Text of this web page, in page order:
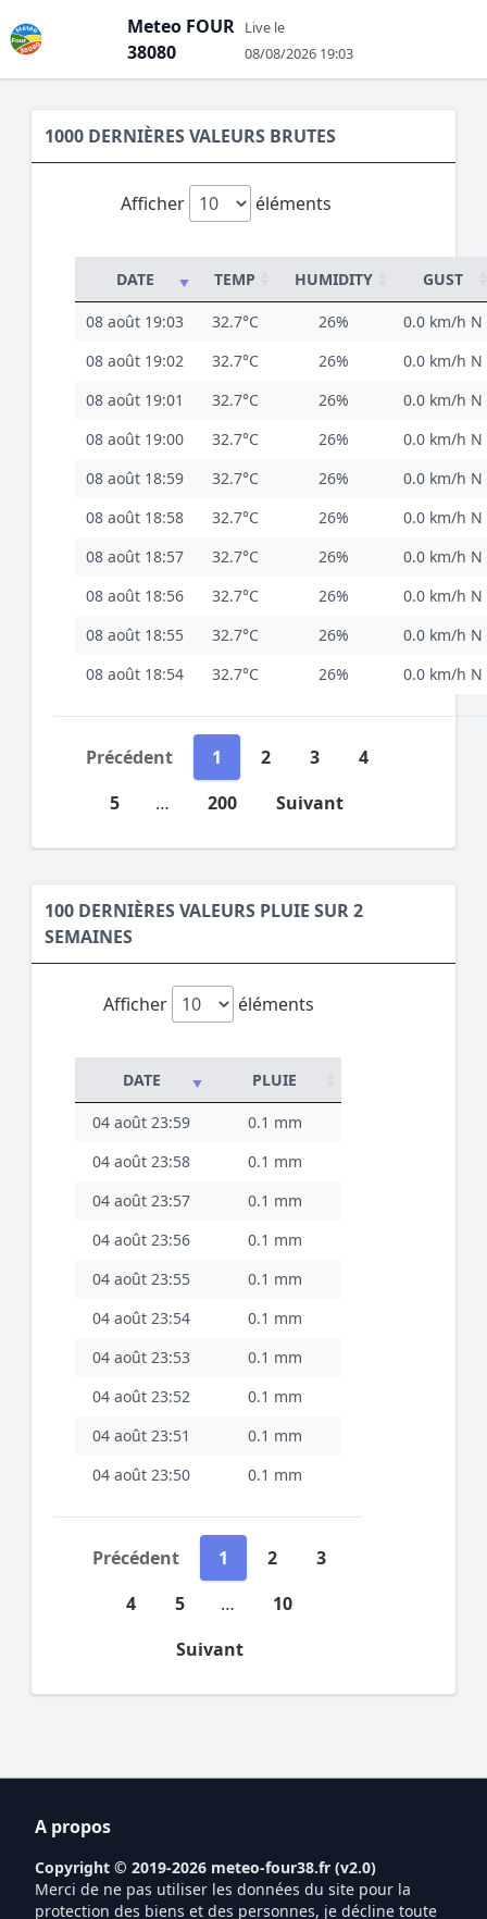
Meteo FOUR
38080
Live le
08/08/2026 19:03
1000 DERNIÈRES VALEURS BRUTES
Afficher éléments
DATE TEMP HUMIDITY GUST
08 août 19:03 32.7°C 26%
0.0 km/h N
08 août 19:02
32.7°C 26%
0.0 km/h N
08 août 19:01
32.7°C 26%
0.0 km/h N
08 août 19:00
32.7°C 26%
0.0 km/h N
08 août 18:59
32.7°C 26%
0.0 km/h N
08 août 18:58
32.7°C 26%
0.0 km/h N
08 août 18:57
32.7°C 26%
0.0 km/h N
08 août 18:56
32.7°C 26%
0.0 km/h N
08 août 18:55
32.7°C 26%
0.0 km/h N
08 août 18:54
32.7°C 26% 0.0 km/h N
Précédent 1 2 3
4
5
… 200 Suivant
100 DERNIÈRES VALEURS PLUIE SUR 2
SEMAINES
Afficher éléments
DATE PLUIE
04 août 23:59
0.1 mm
04 août 23:58
0.1 mm
04 août 23:57
0.1 mm
04 août 23:56
0.1 mm
04 août 23:55
0.1 mm
04 août 23:54
0.1 mm
04 août 23:53
0.1 mm
04 août 23:52
0.1 mm
04 août 23:51
0.1 mm
04 août 23:50
0.1 mm
Précédent 1 2
3
4
5 …
10
Suivant
A propos
Copyright © 2019-2026 meteo-four38.fr (v2.0)
Merci de ne pas utiliser les données du site pour la
protection des biens et des personnes, je décline toute